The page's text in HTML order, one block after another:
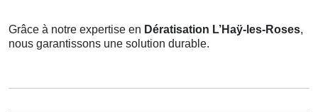
Grâce à notre expertise en Dératisation L’Haÿ-les-Roses,
nous garantissons une solution durable.